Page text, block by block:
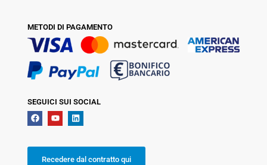
METODI DI PAGAMENTO
SEGUICI SUI SOCIAL
Recedere dal contratto qui